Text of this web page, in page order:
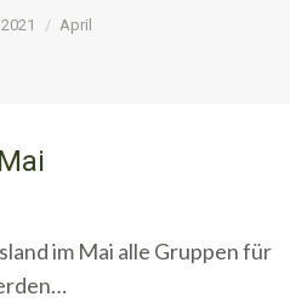
sich hier:
2021 April
im Mai alle Gruppen für